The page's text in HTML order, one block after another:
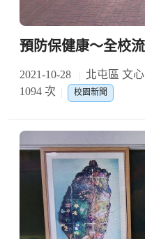
預防保健康～全校
2021-10-28 北屯區 文
1094 次
校園新聞